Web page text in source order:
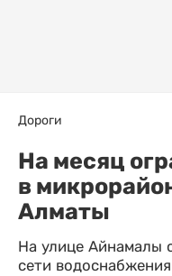
Дороги
На месяц
в
Алматы
На улице Айнамалы
сети